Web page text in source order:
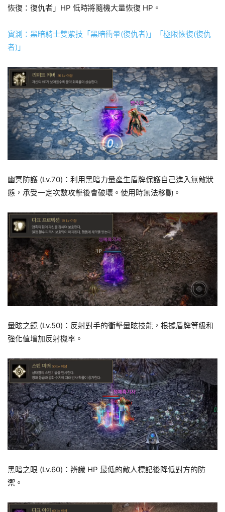
恢復：復仇者」HP 低時將隨機大量恢復 HP。
實測：黑暗騎士雙紫技「黑暗衝暈(復仇者)」「極限恢復(復仇
者)」
幽冥防護 (Lv.70)：利用黑暗力量產生盾牌保護自己進入無敵狀
態，承受一定次數攻擊後會破壞。使用時無法移動。
暈眩之鏡 (Lv.50)：反射對手的衝擊暈眩技能，根據盾牌等級和
強化值增加反射機率。
黑暗之眼 (Lv.60)：辨識 HP 最低的敵人標記後降低對方的防
禦。